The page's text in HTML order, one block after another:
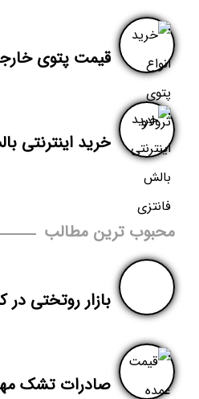
خرید اینترنتی
محبوب ترین مطالب
صادرات تشک